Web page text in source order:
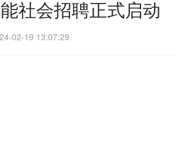
社会招聘正式启动
02-19 13:07:29